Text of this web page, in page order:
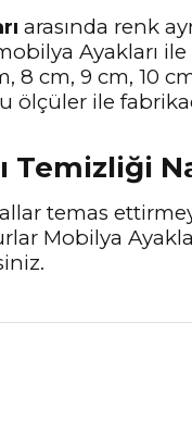
arasında renk
Ayakları
8 cm, 9 cm, 10
ölçüler ile
Temizliği
temas
Mobilya